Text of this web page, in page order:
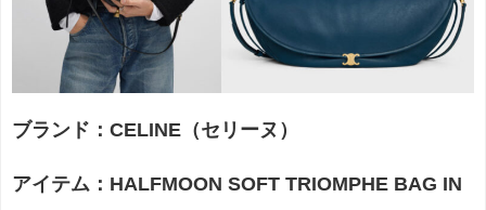
ブランド：CELINE（セリーヌ）
アイテム：HALFMOON SOFT TRIOMPHE BAG IN